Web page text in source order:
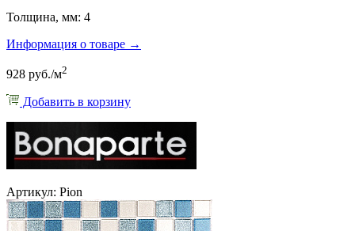
Толщина, мм: 4
Информация о товаре →
928 руб./м2
Добавить в корзину
Артикул: Pion